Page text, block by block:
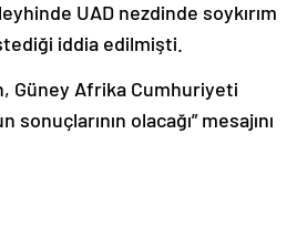
UAD nezdinde soykırım
iddia edilmişti.
Güney Afrika Cumhuriyeti
olacağı” mesajını